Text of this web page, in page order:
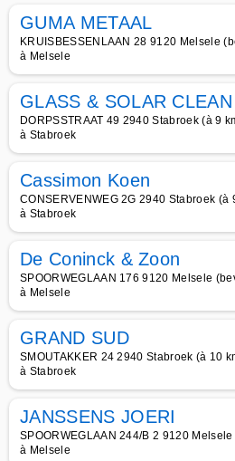
GUMA METAAL
KRUISBESSENLAAN 28 9120 Melsele
à Melsele
GLASS & SOLAR CLEAN
DORPSSTRAAT 49 2940 Stabroek (à 9
à Stabroek
Cassimon Koen
CONSERVENWEG 2G 2940 Stabroek (à
à Stabroek
De Coninck & Zoon
SPOORWEGLAAN 176 9120 Melsele
à Melsele
GRAND SUD
SMOUTAKKER 24 2940 Stabroek (à 10
à Stabroek
JANSSENS JOERI
SPOORWEGLAAN 244/B 2 9120
à Melsele